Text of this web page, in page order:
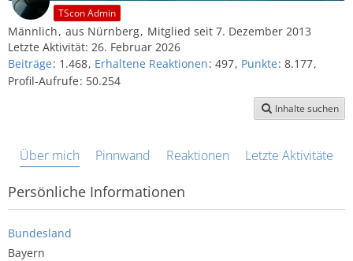
TScon Admin
Männlich aus Nürnberg Mitglied seit 7. Dezember 2013
Letzte Aktivität: 26. Februar 2026
Beiträge 1.468 Erhaltene Reaktionen 497 Punkte 8.177
Profil-Aufrufe 50.254
Inhalte suchen
Über mich Pinnwand Reaktionen Letzte Aktivitäten
Persönliche Informationen
Bundesland
Bayern